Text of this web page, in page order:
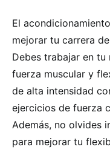
El
mejorar tu carrera
Debes trabajar en tu
fuerza muscular y
de alta intensidad
ejercicios de fuerza
Además, no olvides
para mejorar tu